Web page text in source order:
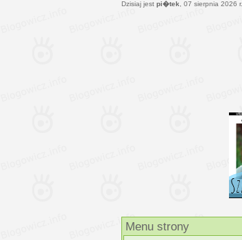
Dzisiaj jest pi�tek , 07 sierpnia 2026 r.
Menu strony